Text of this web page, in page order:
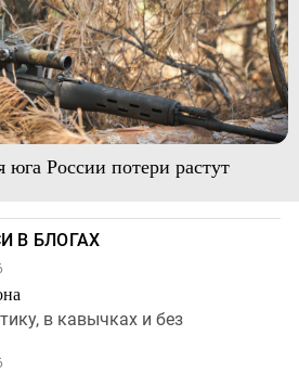
России потери растут
В БЛОГАХ
в кавычках и без